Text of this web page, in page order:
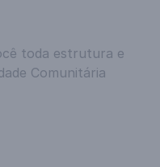
toda estrutura e
Comunitária